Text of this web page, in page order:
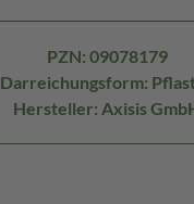
PZN: 09078179
Darreichungsform:
Hersteller: Axisis